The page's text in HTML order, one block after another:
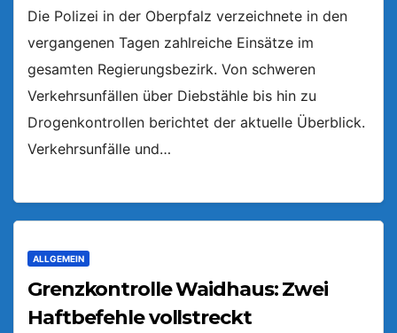
Die Polizei in der Oberpfalz verzeichnete in den
vergangenen Tagen zahlreiche Einsätze im
gesamten Regierungsbezirk. Von schweren
Verkehrsunfällen über Diebstähle bis hin zu
Drogenkontrollen berichtet der aktuelle Überblick.
Verkehrsunfälle und…
ALLGEMEIN
Grenzkontrolle Waidhaus: Zwei
Haftbefehle vollstreckt